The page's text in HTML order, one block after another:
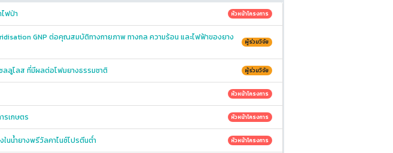
ฟป่า หัวหน้าโครงการ
GNP ต่อคุณสมบัติทางกายภาพ ทางกล ความร้อน และไฟฟ้าของยาง
ผู้ร่วมวิจัย
ลลูโลส ที่มีผลต่อโฟมยางธรรมชาติ ผู้ร่วมวิจัย
หัวหน้าโครงการ
รเกษตร หัวหน้าโครงการ
ในน้ำยางพรีวัลคาไนซ์โปรตีนต่ำ หัวหน้าโครงการ